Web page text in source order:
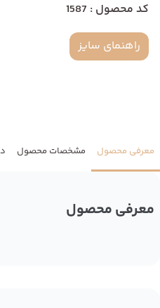
کد محصول : 1587
راهنمای سایز
معرفی محصول مشخصات محصول
معرفی محصول